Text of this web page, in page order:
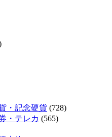
・記念硬貨 (728)
・テレカ (565)